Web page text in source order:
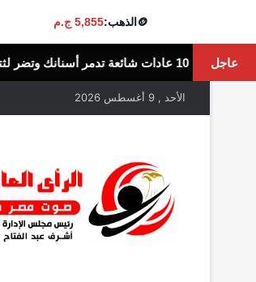
🪙الذهب:5,855 ج.م
عاجل الرأى العام المصرى
الأحد , 9 أغسطس 2026